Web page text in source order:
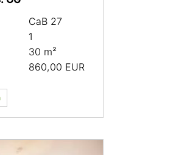
CaB 27
1
30 m²
860,00 EUR